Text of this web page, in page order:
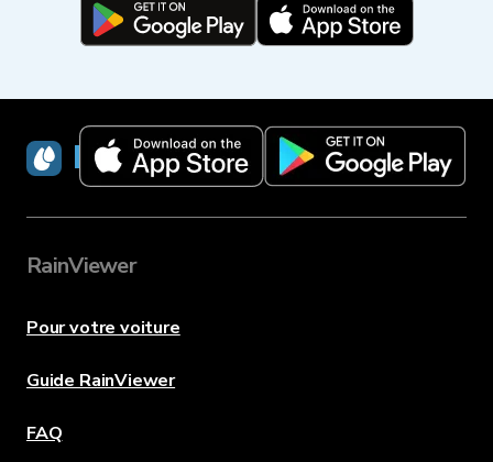
RainViewer
RainViewer
Pour votre voiture
Guide RainViewer
FAQ